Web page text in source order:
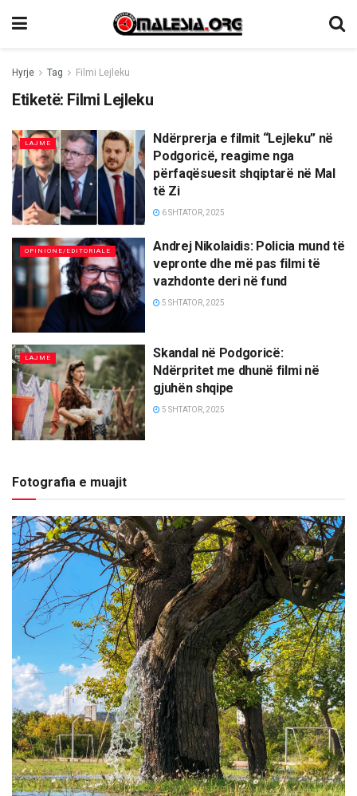
Hyrje Tag Filmi Lejleku
Etiketë: Filmi Lejleku
LAJME
Ndërprerja e filmit “Lejleku” në
Podgoricë, reagime nga
përfaqësuesit shqiptarë në Mal
të Zi
6 SHTATOR, 2025
OPINIONE/EDITORIALE
Andrej Nikolaidis: Policia mund të
vepronte dhe më pas filmi të
vazhdonte deri në fund
5 SHTATOR, 2025
LAJME
Skandal në Podgoricë:
Ndërpritet me dhunë filmi në
gjuhën shqipe
5 SHTATOR, 2025
Fotografia e muajit